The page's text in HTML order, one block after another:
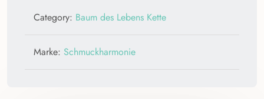
Category: Baum des Lebens Kette
Marke: Schmuckharmonie